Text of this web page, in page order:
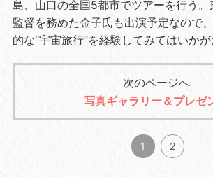
島、山口の全国5都市でツアーを行う
監督を務めた金子氏も出演予定なので
的な“宇宙旅行”を経験してみてはいかが
次のページへ
写真ギャラリー＆プレゼ
1 2